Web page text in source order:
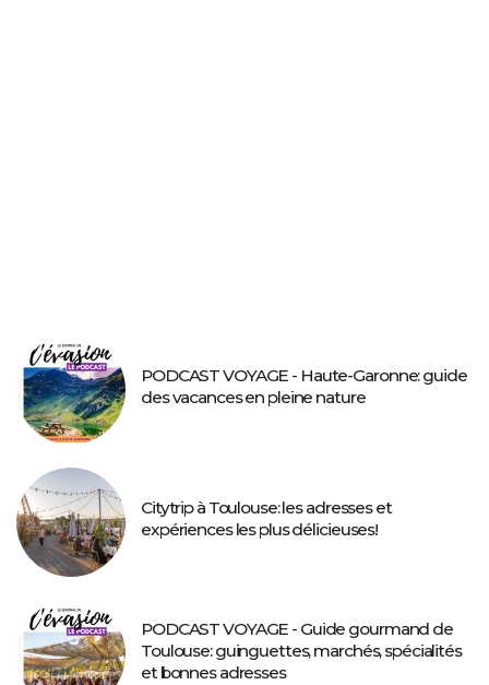
PODCAST VOYAGE - Haute-Garonne: guide
des vacances en pleine nature
Citytrip à Toulouse: les adresses et
expériences les plus délicieuses!
PODCAST VOYAGE - Guide gourmand de
Toulouse: guinguettes, marchés, spécialités
et bonnes adresses